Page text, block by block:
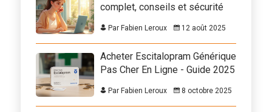
complet, conseils et sécurité
Par Fabien Leroux 12 août 2025
Acheter Escitalopram Générique
Pas Cher En Ligne - Guide 2025
Par Fabien Leroux 8 octobre 2025